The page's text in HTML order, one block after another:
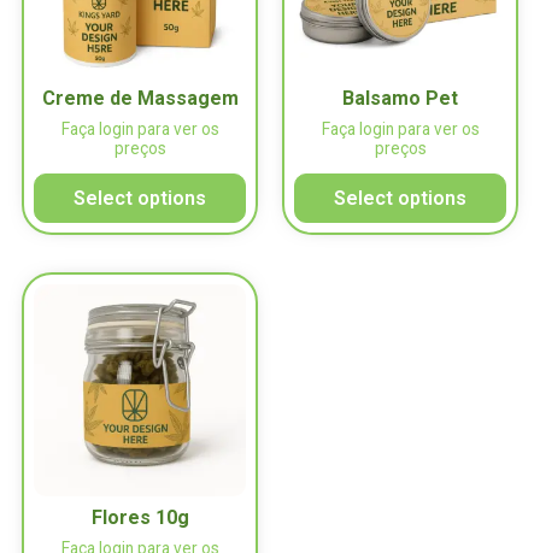
Creme de Massagem
Faça login para ver os
preços
Select options
Balsamo Pet
Faça login para ver os
preços
Select options
Flores 10g
Faça login para ver os